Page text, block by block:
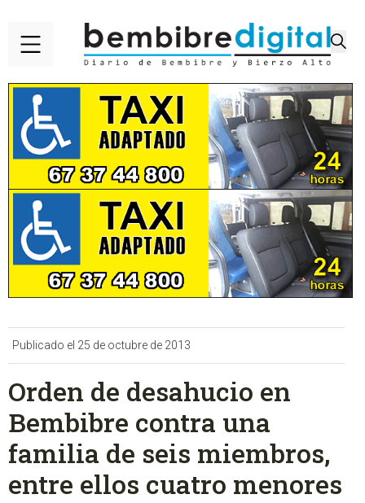
Publicado el 25 de octubre de 2013
Orden de desahucio en
Bembibre contra una
familia de seis miembros,
entre ellos cuatro menores